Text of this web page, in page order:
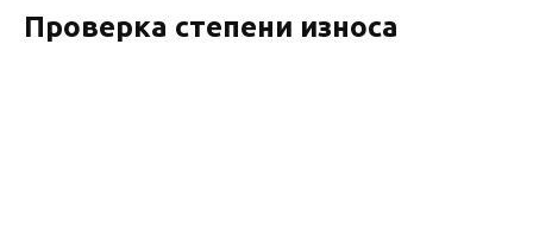
Проверка степени износа